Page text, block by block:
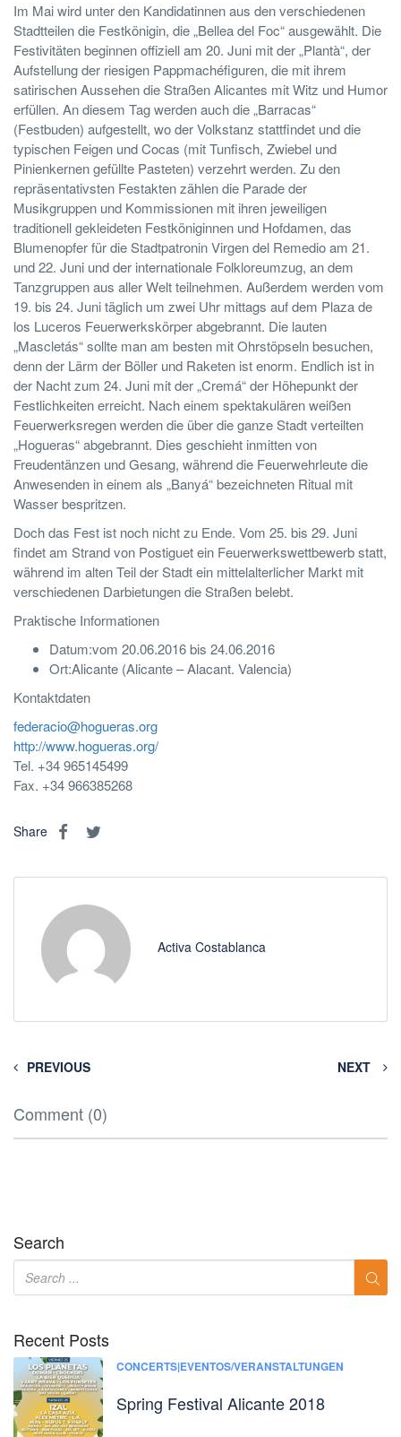
Im Mai wird unter den Kandidatinnen aus den verschiedenen
Stadtteilen die Festkönigin, die „Bellea del Foc“ ausgewählt. Die
Festivitäten beginnen offiziell am 20. Juni mit der „Plantà“, der
Aufstellung der riesigen Pappmachéfiguren, die mit ihrem
satirischen Aussehen die Straßen Alicantes mit Witz und Humor
erfüllen. An diesem Tag werden auch die „Barracas“
(Festbuden) aufgestellt, wo der Volkstanz stattfindet und die
typischen Feigen und Cocas (mit Tunfisch, Zwiebel und
Pinienkernen gefüllte Pasteten) verzehrt werden. Zu den
repräsentativsten Festakten zählen die Parade der
Musikgruppen und Kommissionen mit ihren jeweiligen
traditionell gekleideten Festköniginnen und Hofdamen, das
Blumenopfer für die Stadtpatronin Virgen del Remedio am 21.
und 22. Juni und der internationale Folkloreumzug, an dem
Tanzgruppen aus aller Welt teilnehmen. Außerdem werden vom
19. bis 24. Juni täglich um zwei Uhr mittags auf dem Plaza de
los Luceros Feuerwerkskörper abgebrannt. Die lauten
„Mascletás“ sollte man am besten mit Ohrstöpseln besuchen,
denn der Lärm der Böller und Raketen ist enorm. Endlich ist in
der Nacht zum 24. Juni mit der „Cremá“ der Höhepunkt der
Festlichkeiten erreicht. Nach einem spektakulären weißen
Feuerwerksregen werden die über die ganze Stadt verteilten
„Hogueras“ abgebrannt. Dies geschieht inmitten von
Freudentänzen und Gesang, während die Feuerwehrleute die
Anwesenden in einem als „Banyá“ bezeichneten Ritual mit
Wasser bespritzen.
Doch das Fest ist noch nicht zu Ende. Vom 25. bis 29. Juni
findet am Strand von Postiguet ein Feuerwerkswettbewerb statt,
während im alten Teil der Stadt ein mittelalterlicher Markt mit
verschiedenen Darbietungen die Straßen belebt.
Praktische Informationen
Datum:vom 20.06.2016 bis 24.06.2016
Ort:Alicante (Alicante – Alacant. Valencia)
Kontaktdaten
federacio@hogueras.org
http://www.hogueras.org/
Tel. +34 965145499
Fax. +34 966385268
Share
Activa Costablanca
PREVIOUS NEXT
Comment (0)
Search
Recent Posts
CONCERTS|EVENTOS/VERANSTALTUNGEN
Spring Festival Alicante 2018